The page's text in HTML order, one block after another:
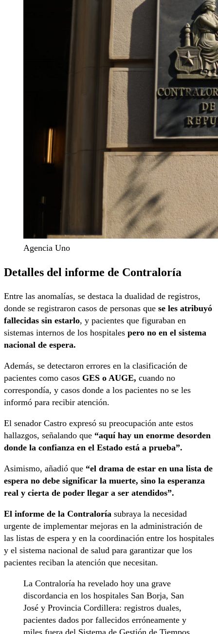
Agencia Uno
Detalles del informe de Contraloría
Entre las anomalías, se destaca la dualidad de registros,
donde se registraron casos de personas que se les atribuyó
fallecidas sin estarlo, y pacientes que figuraban en
sistemas internos de los hospitales pero no en el sistema
nacional de espera.
Además, se detectaron errores en la clasificación de
pacientes como casos GES o AUGE, cuando no
correspondía, y casos donde a los pacientes no se les
informó para recibir atención.
El senador Castro expresó su preocupación ante estos
hallazgos, señalando que “aquí hay un enorme desorden
donde la confianza en el Estado está a prueba”.
Asimismo, añadió que “el drama de estar en una lista de
espera no debe significar la muerte, sino la esperanza
real y cierta de poder llegar a ser atendidos”.
El informe de la Contraloría subraya la necesidad
urgente de implementar mejoras en la administración de
las listas de espera y en la coordinación entre los hospitales
y el sistema nacional de salud para garantizar que los
pacientes reciban la atención que necesitan.
La Contraloría ha revelado hoy una grave
discordancia en los hospitales San Borja, San
José y Provincia Cordillera: registros duales,
pacientes dados por fallecidos erróneamente y